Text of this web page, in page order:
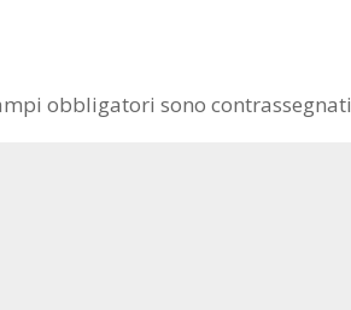
obbligatori sono contrassegnati